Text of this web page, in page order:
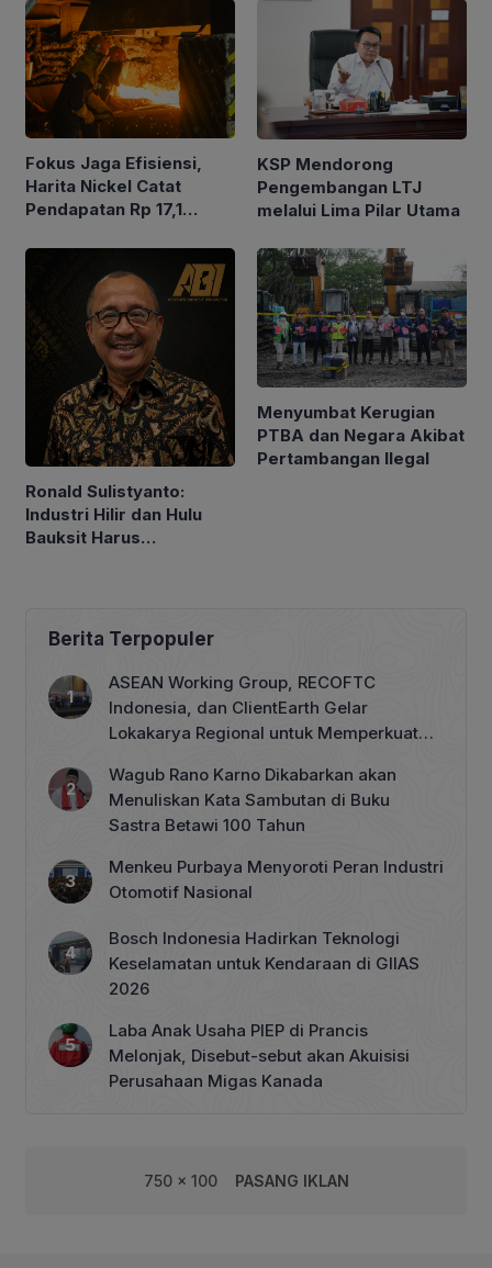
Fokus Jaga Efisiensi,
Harita Nickel Catat
Pendapatan Rp 17,1
2026
KSP Mendorong
Pengembangan LTJ
melalui Lima Pilar Utama
Ronald Sulistyanto:
Industri Hilir dan Hulu
Bauksit Harus
Menyumbat Kerugian
PTBA dan Negara Akibat
Pertambangan Ilegal
Berita Terpopuler
ASEAN Working Group, RECOFTC
Indonesia, dan ClientEarth Gelar
Lokakarya Regional untuk Memperkuat
Wagub Rano Karno Dikabarkan akan
Menuliskan Kata Sambutan di Buku
Sastra Betawi 100 Tahun
Menkeu Purbaya Menyoroti Peran Industri
Otomotif Nasional
Bosch Indonesia Hadirkan Teknologi
Keselamatan untuk Kendaraan di GIIAS
2026
Laba Anak Usaha PIEP di Prancis
Melonjak, Disebut-sebut akan Akuisisi
Perusahaan Migas Kanada
750 x 100 PASANG IKLAN